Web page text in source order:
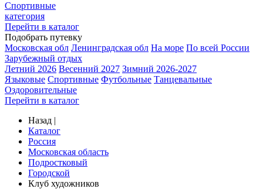
Спортивные
категория
Перейти в каталог
Подобрать путевку
Московская обл Ленинградская обл На море По всей России
Зарубежный отдых
Летний 2026 Весенний 2027 Зимний 2026-2027
Языковые Спортивные Футбольные Танцевальные
Оздоровительные
Перейти в каталог
Назад |
Каталог
Россия
Московская область
Подростковый
Городской
Клуб художников